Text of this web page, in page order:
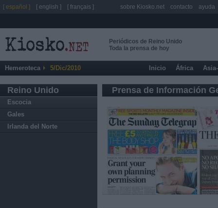
Periódicos de Reino Unido
Toda la prensa de hoy
Hemeroteca 5/Dic/2010 Inicio África
Reino Unido
Escocia
Gales
Irlanda del Norte
Prensa de Información
[ español ] [ english ] [ français ] sobre Kiosko.net contacto ayuda